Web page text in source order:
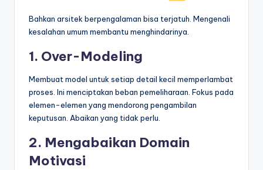
Bahkan arsitek berpengalaman bisa terjatuh. Mengenali
kesalahan umum membantu menghindarinya.
1. Over-Modeling
Membuat model untuk setiap detail kecil memperlambat
proses. Ini menciptakan beban pemeliharaan. Fokus pada
elemen-elemen yang mendorong pengambilan
keputusan. Abaikan yang tidak perlu.
2. Mengabaikan Domain
Motivasi